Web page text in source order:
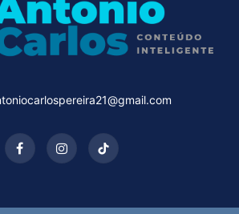
FacebookInstagramTikTok